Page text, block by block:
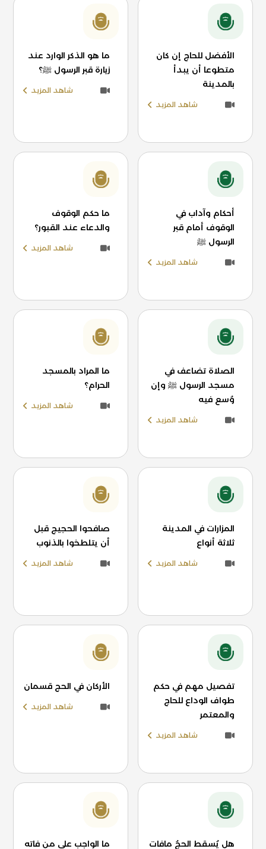
الأفضل للحاج إن كان
متطوعا أن يبدأ
بالمدينة
شاهد المزيد
ما هو الذكر الوارد عند
زيارة قبر الرسول ﷺ؟
شاهد المزيد
أحكام وآداب في
الوقوف أمام قبر
الرسول ﷺ
شاهد المزيد
ما حكم الوقوف
والدعاء عند القبور؟
شاهد المزيد
الصلاة تضاعف في
مسجد الرسول ﷺ وإن
وُسع فيه
شاهد المزيد
ما المراد بالمسجد
الحرام؟
شاهد المزيد
المزارات في المدينة
ثلاثة أنواع
شاهد المزيد
صافحوا الحجيج قبل
أن يتلطخوا بالذنوب
شاهد المزيد
تفصيل مهم في حكم
طواف الوداع للحاج
والمعتمر
شاهد المزيد
الأركان في الحج قسمان
شاهد المزيد
هل يُسقط الحجُ مافات ما الواجب على من فاته